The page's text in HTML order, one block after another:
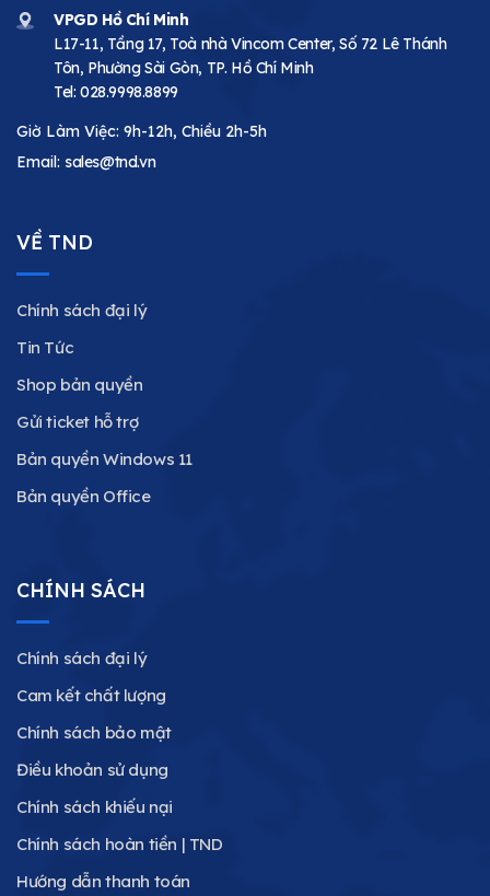
VPGD Hồ Chí Minh
L17-11, Tầng 17, Toà nhà Vincom Center, Số 72 Lê Thánh
Tôn, Phường Sài Gòn, TP. Hồ Chí Minh
Tel: 028.9998.8899
Giờ Làm Việc: 9h-12h, Chiều 2h-5h
Email: sales@tnd.vn
VỀ TND
Chính sách đại lý
Tin Tức
Shop bản quyền
Gửi ticket hỗ trợ
Bản quyền Windows 11
Bản quyền Office
CHÍNH SÁCH
Chính sách đại lý
Cam kết chất lượng
Chính sách bảo mật
Điều khoản sử dụng
Chính sách khiếu nại
Chính sách hoàn tiền | TND
Hướng dẫn thanh toán